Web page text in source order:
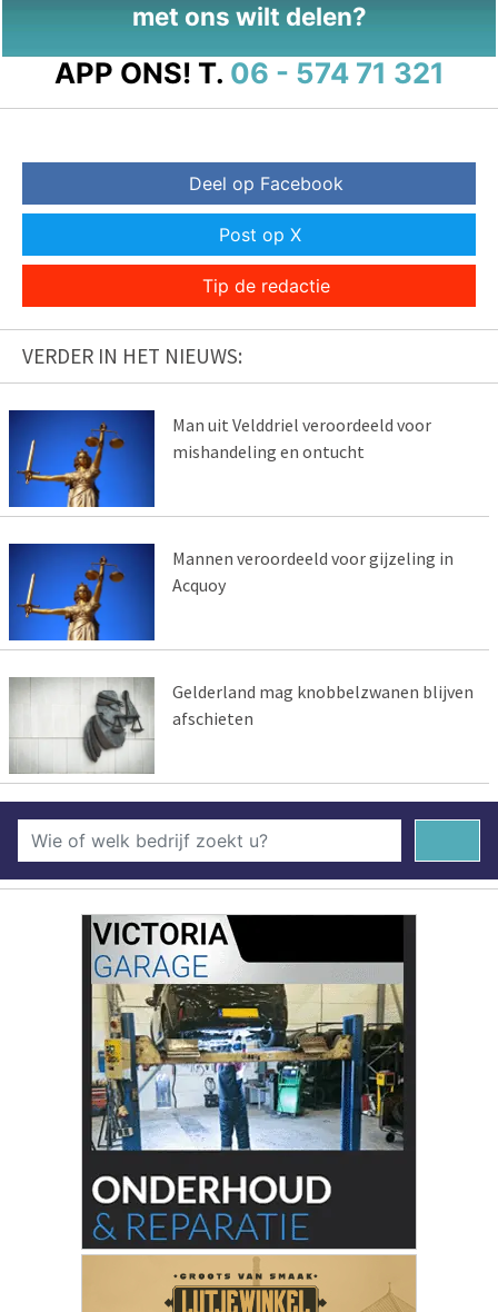
met ons wilt delen?
APP ONS! T. 06 - 574 71 321
Deel op Facebook
Post op X
Tip de redactie
VERDER IN HET NIEUWS:
Man uit Velddriel veroordeeld voor
mishandeling en ontucht
Mannen veroordeeld voor gijzeling in
Acquoy
Gelderland mag knobbelzwanen blijven
afschieten